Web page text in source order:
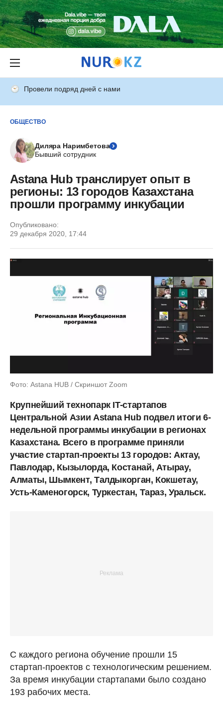
Провели подряд дней с нами
ОБЩЕСТВО
Диляра Наримбетова
Бывший сотрудник
Astana Hub транслирует опыт в
регионы: 13 городов Казахстана
прошли программу инкубации
Опубликовано:
29 декабря 2020, 17:44
Фото: Astana HUB / Скриншот Zoom
Крупнейший технопарк IT-стартапов
Центральной Азии Astana Hub подвел итоги 6-
недельной программы инкубации в регионах
Казахстана. Всего в программе приняли
участие стартап-проекты 13 городов: Актау,
Павлодар, Кызылорда, Костанай, Атырау,
Алматы, Шымкент, Талдыкорган, Кокшетау,
Усть-Каменогорск, Туркестан, Тараз, Уральск.
С каждого региона обучение прошли 15
стартап-проектов с технологическим решением.
За время инкубации стартапами было создано
193 рабочих места.